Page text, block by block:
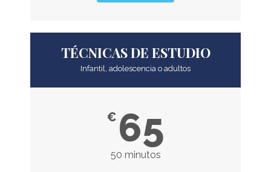
TÉCNICAS DE ESTUDIO
Infantil, adolescencia o adultos
€ 65
50 minutos